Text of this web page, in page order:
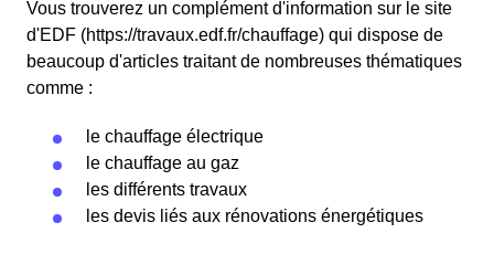
Vous trouverez un complément d'information sur le site
d'EDF (https://travaux.edf.fr/chauffage) qui dispose de
beaucoup d'articles traitant de nombreuses thématiques
comme :
le chauffage électrique
le chauffage au gaz
les différents travaux
les devis liés aux rénovations énergétiques